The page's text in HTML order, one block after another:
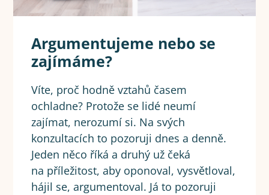
Argumentujeme nebo se
zajímáme?
Víte, proč hodně vztahů časem
ochladne? Protože se lidé neumí
zajímat, nerozumí si. Na svých
konzultacích to pozoruji dnes a denně.
Jeden něco říká a druhý už čeká
na příležitost, aby oponoval, vysvětloval,
hájil se, argumentoval. Já to pozoruji